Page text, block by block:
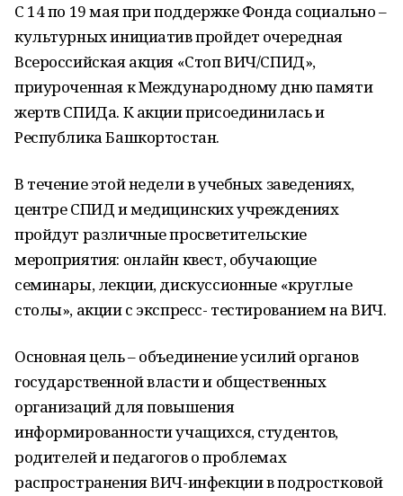
С 14 по 19 мая при поддержке Фонда социально –
культурных инициатив пройдет очередная
Всероссийская акция «Стоп ВИЧ/СПИД»,
приуроченная к Международному дню памяти
жертв СПИДа. К акции присоединилась и
Республика Башкортостан.
В течение этой недели в учебных заведениях,
центре СПИД и медицинских учреждениях
пройдут различные просветительские
мероприятия: онлайн квест, обучающие
семинары, лекции, дискуссионные «круглые
столы», акции с экспресс- тестированием на ВИЧ.
Основная цель – объединение усилий органов
государственной власти и общественных
организаций для повышения
информированности учащихся, студентов,
родителей и педагогов о проблемах
распространения ВИЧ-инфекции в подростковой